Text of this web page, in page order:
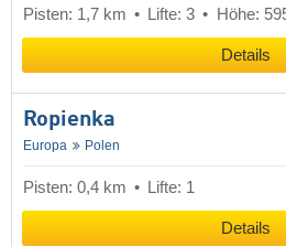
Pisten: 1,7 km Lifte: 3 Höhe:
Details
Ropienka
Europa Polen
Pisten: 0,4 km Lifte: 1
Details